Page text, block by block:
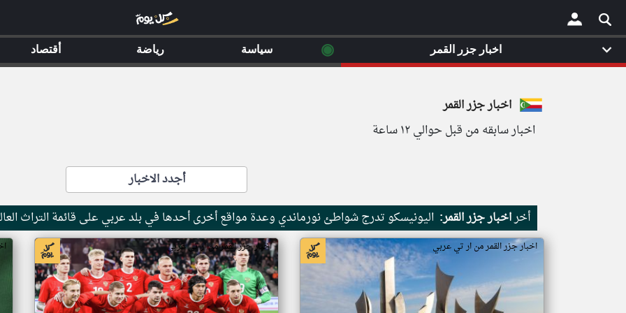
×
اخبار جزر القمر
اخبار سابقه من قبل حوالي ١٢ ساعة
أجدد الاخبار
أخراخبار جزر القمر: اليونيسكو تدرج شواطئ نورماندي وعدة مواقع أخرى أحدها في بلد عربي على قائمة التراث
اخبار جزر القمر من ار تي عربي اخبار جزر القمر من ار تي عربي
اخبار جزر القمر ◉ سياسة رياضة أقتصاد